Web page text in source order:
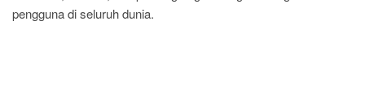
pengguna di seluruh dunia.